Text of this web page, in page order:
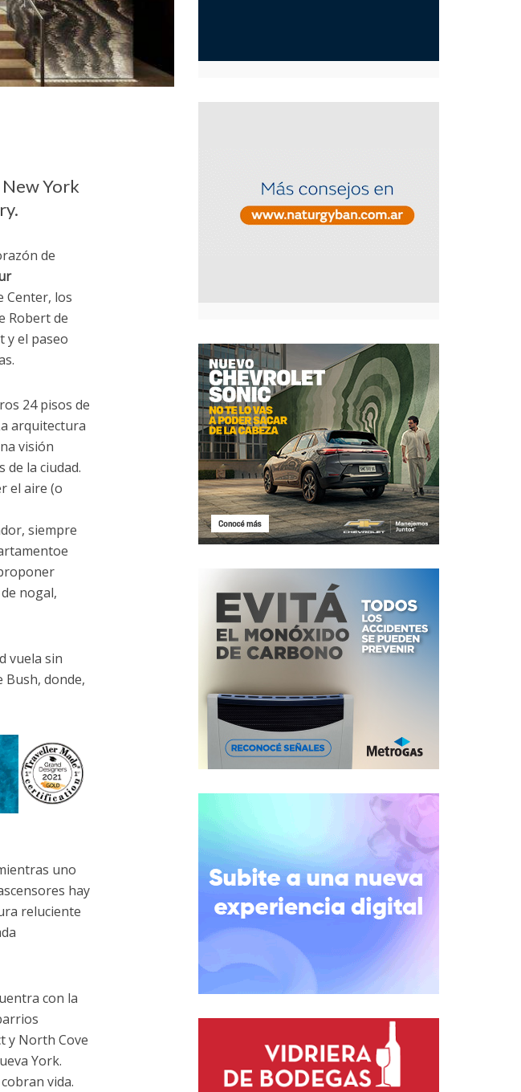
New York
de
Center, los
Robert de
y el paseo
24 pisos de
arquitectura
visión
de la ciudad.
el aire (o
siempre
nogal,
vuela sin
donde,
uno
hay
reluciente
con la
y North Cove
York.
vida.